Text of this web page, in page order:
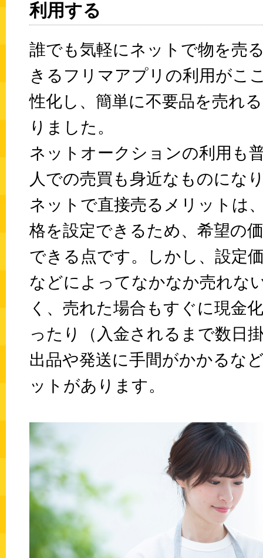
利用する
誰でも気軽にネットで物を売
きるフリマアプリの利用がこ
性化し、簡単に不要品を売れ
りました。
ネットオークションの利用も
人での売買も身近なものにな
ネットで直接売るメリットは
格を設定できるため、希望の
できる点です。しかし、設定
などによってなかなか売れな
く、売れた場合もすぐに現金
ったり（入金されるまで数日
出品や発送に手間がかかるな
ットがあります。